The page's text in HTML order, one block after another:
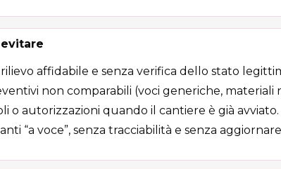
affidabile e senza verifica dello stato
non comparabili (voci generiche, materiali
o autorizzazioni quando il cantiere è già avviato.
“a voce”, senza tracciabilità e senza